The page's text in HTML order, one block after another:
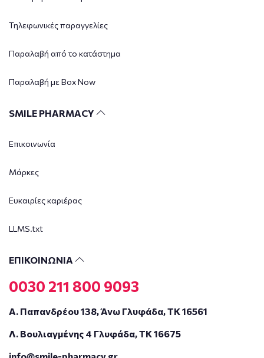
Τηλεφωνικές παραγγελίες
Παραλαβή από το κατάστημα
Παραλαβή με Box Now
SMILE PHARMACY
Επικοινωνία
Μάρκες
Ευκαιρίες καριέρας
LLMS.txt
ΕΠΙΚΟΙΝΩΝΙΑ
0030 211 800 9093
Α. Παπανδρέου 138, Άνω Γλυφάδα, ΤΚ 16561
Λ. Βουλιαγμένης 4 Γλυφάδα, ΤΚ 16675